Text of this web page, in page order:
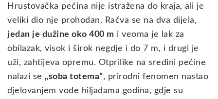
Hrustovačka pećina nije istražena do kraja, ali je
veliki dio nje prohodan. Račva se na dva dijela,
jedan je dužine oko 400 m i veoma je lak za
obilazak, visok i širok negdje i do 7 m, i drugi je
uži, zahtijeva opremu. Otprilike na sredini pećine
nalazi se „soba totema”, prirodni fenomen nastao
djelovanjem vode hiljadama godina, gdje su